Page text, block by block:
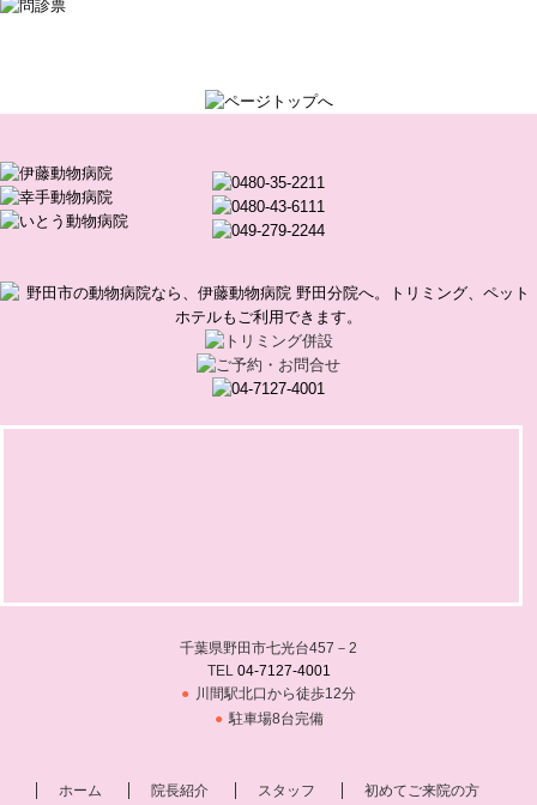
千葉県野田市七光台457－2
TEL 04-7127-4001
川間駅北口から徒歩12分
駐車場8台完備
ホーム 院長紹介 スタッフ 初めてご来院の方